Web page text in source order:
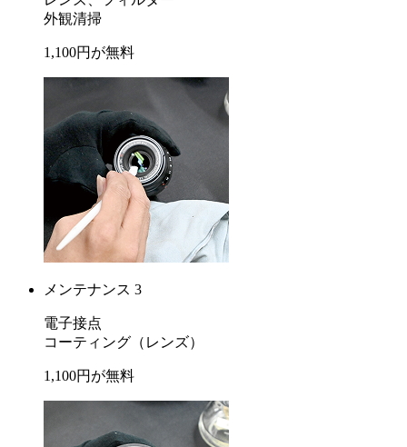
外観清掃
1,100円が無料
メンテナンス 3
電子接点
コーティング （レンズ）
1,100円が無料